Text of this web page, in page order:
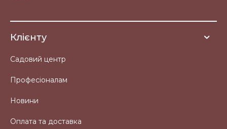
Клієнту
Садовий центр
Професіоналам
Новини
Оплата та доставка